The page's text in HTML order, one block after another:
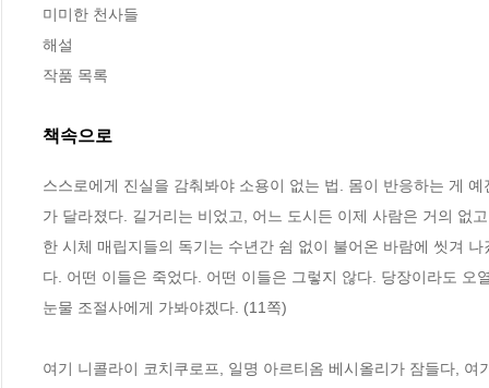
미미한 천사들
해설
작품 목록
책속으로
스스로에게 진실을 감춰봐야 소용이 없는 법. 몸이 반응하는 게
가 달라졌다. 길거리는 비었고, 어느 도시든 이제 사람은 거의 없
한 시체 매립지들의 독기는 수년간 쉼 없이 불어온 바람에 씻겨
다. 어떤 이들은 죽었다. 어떤 이들은 그렇지 않다. 당장이라도
눈물 조절사에게 가봐야겠다. (11쪽)
여기 니콜라이 코치쿠로프, 일명 아르티옴 베시올리가 잠들다,